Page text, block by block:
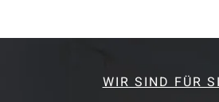
WIR SIND FÜR